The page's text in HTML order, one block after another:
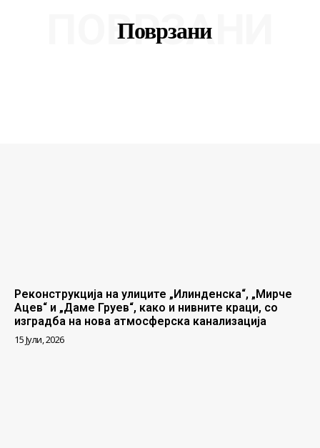
Поврзани
ПОВРЗАНИ
Реконструкција на улиците „Илинденска“, „Мирче
Ацев“ и „Даме Груев“, како и нивните краци, со
изградба на нова атмосферска канализација
15 Јули, 2026